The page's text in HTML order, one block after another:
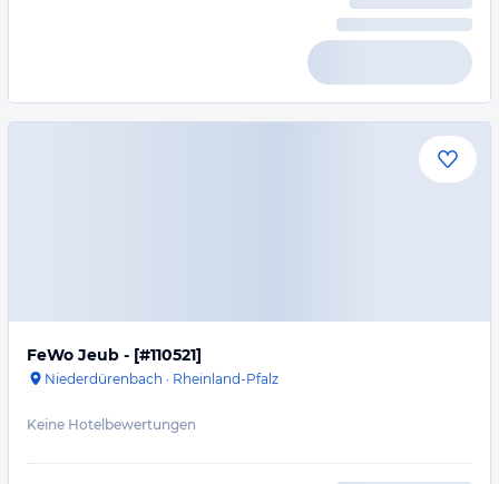
FeWo Jeub - [#110521]
Niederdürenbach · Rheinland-Pfalz
Keine Hotelbewertungen